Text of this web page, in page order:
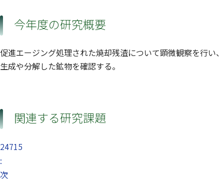
今年度の研究概要
促進エージング処理された焼却残渣について顕微観察を行い、
生成や分解した鉱物を確認する。
関連する研究課題
24715
:
次